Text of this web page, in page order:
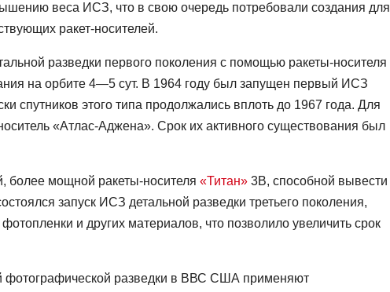
веса ИСЗ, что в свою очередь потребовали создания для
ракет-носителей.
разведки первого поколения с помощью ракеты-носителя
на орбите 4—5 сут. В 1964 году был запущен первый ИСЗ
спутников этого типа продолжались вплоть до 1967 года. Для
«Атлас-Аджена». Срок их активного существования был
более мощной ракеты-носителя «Титан» 3В, способной вывести
запуск ИСЗ детальной разведки третьего поколения,
и других материалов, что позволило увеличить срок
фотографической разведки в ВВС США применяют